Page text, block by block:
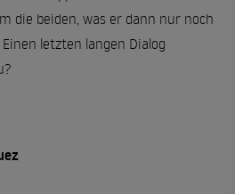
die beiden, was er dann nur noch
letzten langen Dialog